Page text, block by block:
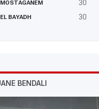
MOSTAGANEM 30
EL BAYADH 30
BENDALI